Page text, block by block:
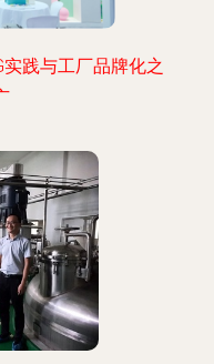
实践与工厂品牌化之